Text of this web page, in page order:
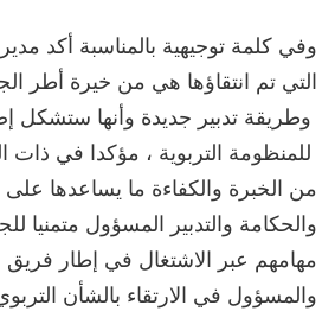
وفي كلمة توجيهية بالمناسبة أكد مدير
التي تم انتقاؤها هي من خيرة أطر
وطريقة تدبير جديدة وأنها ستشكل
للمنظومة التربوية ، مؤكدا في ذات
من الخبرة والكفاءة ما يساعدها على
والحكامة والتدبير المسؤول متمنيا
مهامهم عبر الاشتغال في إطار فريق
والمسؤول في الارتقاء بالشأن